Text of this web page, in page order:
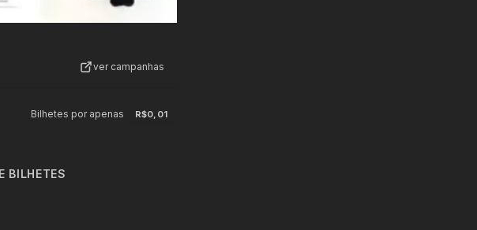
ver campanhas
Bilhetes por apenas R$0,01
BILHETES